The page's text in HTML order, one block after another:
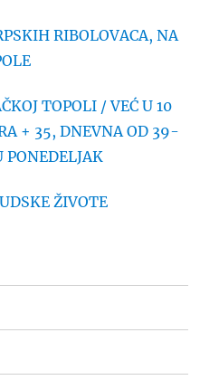
RIBOLOVACA, NA
TOPOLI / VEĆ U 10
+ 35, DNEVNA OD 39-
PONEDELJAK
ŽIVOTE